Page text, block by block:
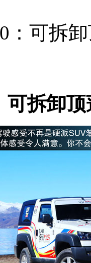
：可拆
拆卸顶